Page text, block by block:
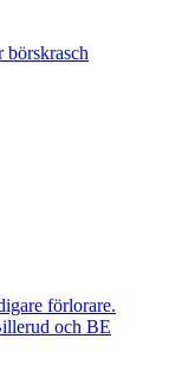
förlorare.
och BE